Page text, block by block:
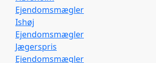
Ejendomsmægler
Ishøj
Ejendomsmægler
Jægerspris
Ejendomsmægler